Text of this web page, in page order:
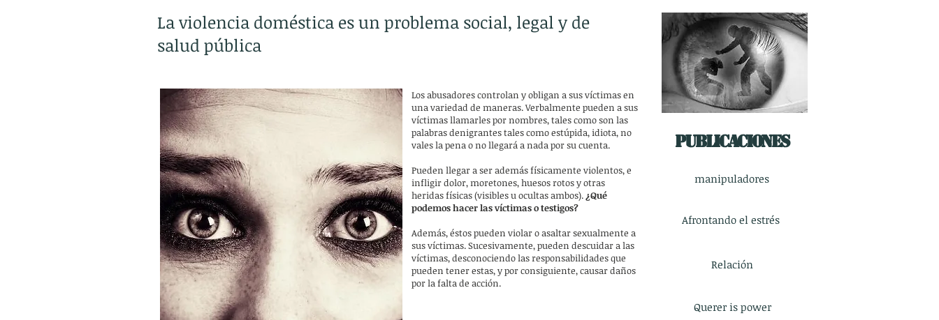
La violencia doméstica es un problema social, legal y de
salud pública
Los abusadores controlan y obligan a sus víctimas en
una variedad de maneras. Verbalmente pueden a sus
víctimas llamarles por nombres, tales como son las
palabras denigrantes tales como estúpida, idiota, no
vales la pena o no llegará a nada por su cuenta.
Pueden llegar a ser además físicamente violentos, e
infligir dolor, moretones, huesos rotos y otras
heridas físicas (visibles u ocultas ambos). ¿Qué
podemos hacer las víctimas o testigos?
Además, éstos pueden violar o asaltar sexualmente a
sus víctimas. Sucesivamente, pueden descuidar a las
víctimas, desconociendo las responsabilidades que
pueden tener estas, y por consiguiente, causar daños
por la falta de acción.
Publicaciones
manipuladores
Afrontando el estrés
Relación
Querer is power